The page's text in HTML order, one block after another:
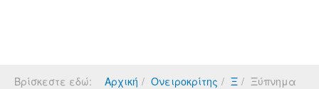
Βρίσκεστε εδώ: Αρχική Ονειροκρίτης Ξ Ξύπνημα